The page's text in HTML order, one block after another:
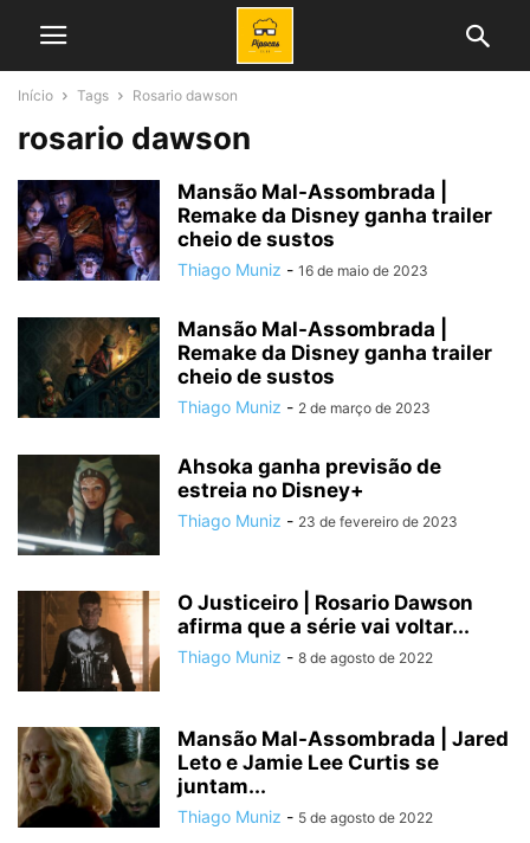
Início Tags Rosario dawson
rosario dawson
Mansão Mal-Assombrada |
Remake da Disney ganha trailer
cheio de sustos
Thiago Muniz - 16 de maio de 2023
Mansão Mal-Assombrada |
Remake da Disney ganha trailer
cheio de sustos
Thiago Muniz - 2 de março de 2023
Ahsoka ganha previsão de
estreia no Disney+
Thiago Muniz - 23 de fevereiro de 2023
O Justiceiro | Rosario Dawson
afirma que a série vai voltar...
Thiago Muniz - 8 de agosto de 2022
Mansão Mal-Assombrada | Jared
Leto e Jamie Lee Curtis se
juntam...
Thiago Muniz - 5 de agosto de 2022